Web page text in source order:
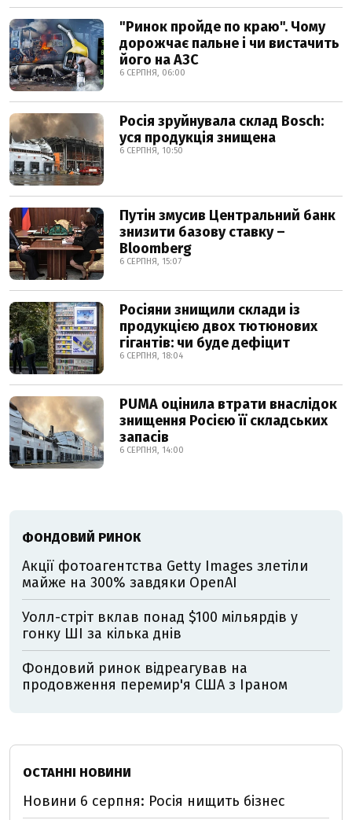
"Ринок пройде по краю". Чому
дорожчає пальне і чи вистачить
його на АЗС
6 СЕРПНЯ, 06:00
Росія зруйнувала склад Bosch:
уся продукція знищена
6 СЕРПНЯ, 10:50
Путін змусив Центральний банк
знизити базову ставку –
Bloomberg
6 СЕРПНЯ, 15:07
Росіяни знищили склади із
продукцією двох тютюнових
гігантів: чи буде дефіцит
6 СЕРПНЯ, 18:04
PUMA оцінила втрати внаслідок
знищення Росією її складських
запасів
6 СЕРПНЯ, 14:00
ФОНДОВИЙ РИНОК
Акції фотоагентства Getty Images злетіли
майже на 300% завдяки OpenAI
Уолл-стріт вклав понад $100 мільярдів у
гонку ШІ за кілька днів
Фондовий ринок відреагував на
продовження перемир'я США з Іраном
ОСТАННІ НОВИНИ
Новини 6 серпня: Росія нищить бізнес